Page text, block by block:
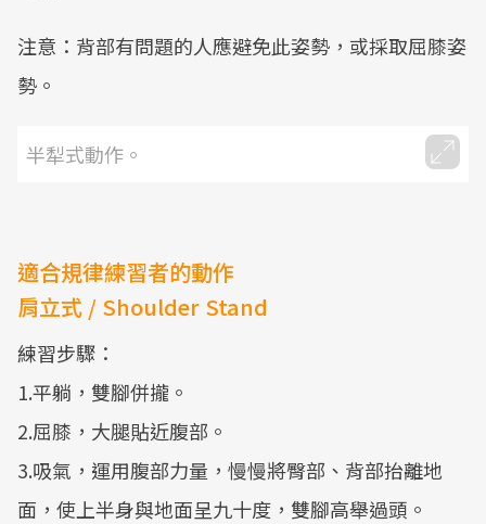
注意：背部有問題的人應避免此姿勢，或採取屈膝姿
勢。
半犁式動作。
適合規律練習者的動作
肩立式 / Shoulder Stand
練習步驟：
1.平躺，雙腳併攏。
2.屈膝，大腿貼近腹部。
3.吸氣，運用腹部力量，慢慢將臀部、背部抬離地
面，使上半身與地面呈九十度，雙腳高舉過頭。